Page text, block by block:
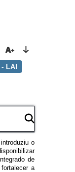
LAI
o
de
a